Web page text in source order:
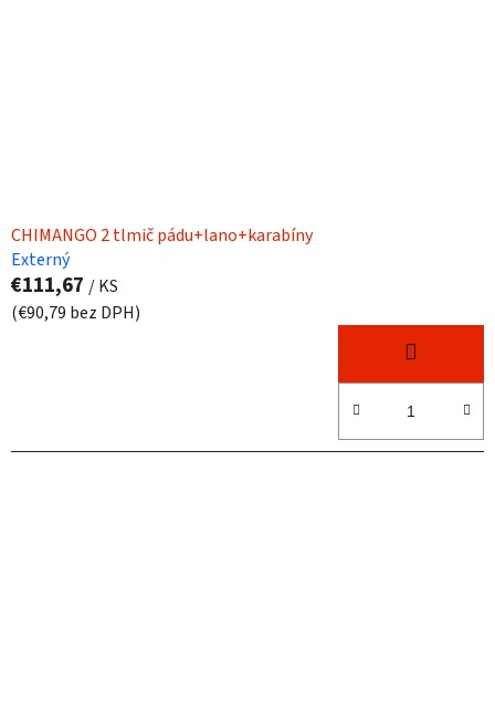
CHIMANGO 2 tlmič pádu+lano+karabíny
Externý
€111,67 / KS
(€90,79 bez DPH)